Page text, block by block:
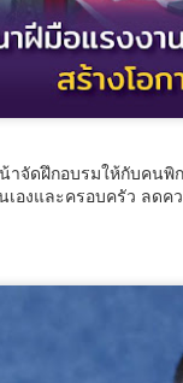
จัดฝึกอบรมให้กับคนพิ
องและครอบครัว ลดค
วศ.อว.–วท.กห. เปิดเ